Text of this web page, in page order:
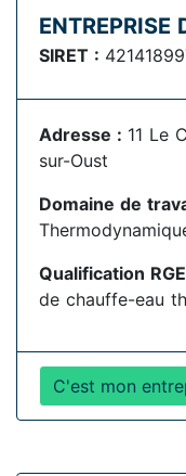
ENTREPRISE
SIRET :
Adresse : 11 Le
sur-Oust
Domaine de
Qualification
de chauffe-eau
C'est mon